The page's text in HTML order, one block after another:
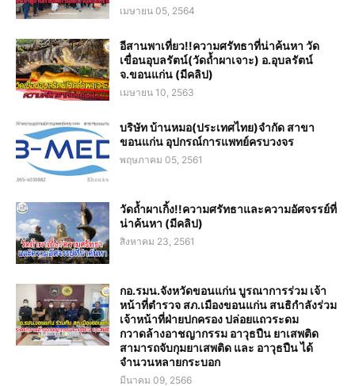
เมษายน 05, 2564
อีสานพาเที่ยว!!ความศรัทธาที่น่าค้นหา วัด
เขื่อนอุบลรัตน์(วัดถ้ำผาเจาะ) อ.อุบลรัตน์
จ.ขอนแก่น (มีคลิป)
เมษายน 10, 2563
บริษัท บ้านหมอ(ประเทศไทย)จำกัด สาขา
ขอนแก่น อุปกรณ์การแพทย์ครบวงจร
พฤษภาคม 05, 2561
วัดถ้ำผาเกิ้ง!!ความศรัทธาและความอัศจรรย์ที่
น่าค้นหา (มีคลิป)
สิงหาคม 23, 2561
กอ.รมน.จังหวัดขอนแก่น บูรณาการร่วม เจ้า
หน้าที่ตำรวจ สภ.เมืองขอนแก่น สนธิกำลังร่วม
เจ้าหน้าที่ฝ่ายปกครอง ปล่อยแถวระดม
กวาดล้างอาชญากรรม อาวุธปืน ยาเสพติด
สามารถจับกุมยาเสพติด และ อาวุธปืน ได้
จำนวนหลายกระบอก
มีนาคม 09, 2566